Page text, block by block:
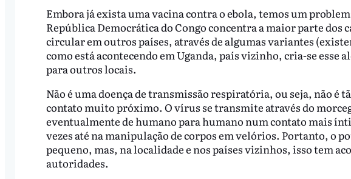
Embora já exista uma vacina contra o ebola, temos um
República Democrática do Congo concentra a maior parte dos
circular em outros países, através de algumas variantes
como está acontecendo em Uganda, país vizinho, cria-se esse
para outros locais.
Não é uma doença de transmissão respiratória, ou seja, não é
contato muito próximo. O vírus se transmite através do
eventualmente de humano para humano num contato mais
vezes até na manipulação de corpos em velórios. Portanto, o
pequeno, mas, na localidade e nos países vizinhos, isso tem
autoridades.